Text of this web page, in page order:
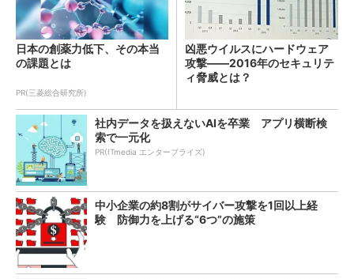
日本の創薬力低下、その本当
の課題とは
PR(三菱総合研究所)
凶悪ウイルスにハードウェア
攻撃――2016年のセキュリテ
ィ脅威とは？
社内データを扱えないAIを卒業 アプリ横断検
索で一元化
PR(ITmedia エンタープライズ)
中小企業の約8割がサイバー攻撃を1回以上経
験 防御力を上げる“6つ”の施策